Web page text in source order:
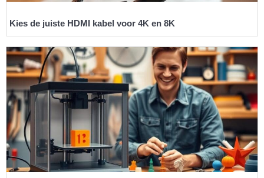
Kies de juiste HDMI kabel voor 4K en 8K